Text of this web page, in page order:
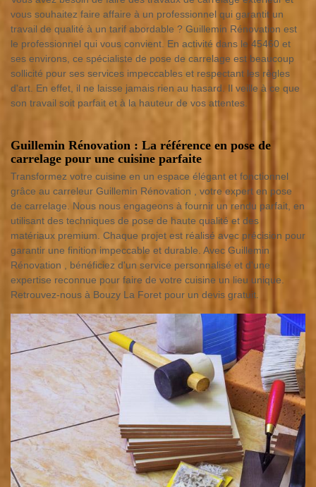
vous souhaitez faire affaire à un professionnel qui garantit un
travail de qualité à un tarif abordable ? Guillemin Rénovation est
le professionnel qui vous convient. En activité dans le 45460 et
ses environs, ce spécialiste de pose de carrelage est beaucoup
sollicité pour ses services impeccables et respectant les règles
d'art. En effet, il ne laisse jamais rien au hasard. Il veille à ce que
son travail soit parfait et à la hauteur de vos attentes.
Guillemin Rénovation : La référence en pose de
carrelage pour une cuisine parfaite
Transformez votre cuisine en un espace élégant et fonctionnel
grâce au carreleur Guillemin Rénovation , votre expert en pose
de carrelage. Nous nous engageons à fournir un rendu parfait, en
utilisant des techniques de pose de haute qualité et des
matériaux premium. Chaque projet est réalisé avec précision pour
garantir une finition impeccable et durable. Avec Guillemin
Rénovation , bénéficiez d'un service personnalisé et d'une
expertise reconnue pour faire de votre cuisine un lieu unique.
Retrouvez-nous à Bouzy La Foret pour un devis gratuit.